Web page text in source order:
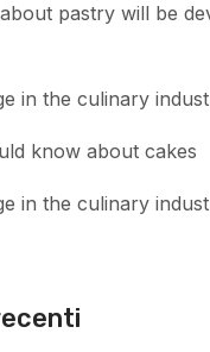
pastry will be
in the culinary
know about cakes
in the culinary